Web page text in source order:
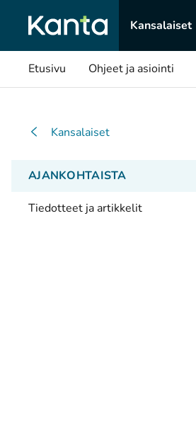
Kansalaiset
Etusivu Ohjeet ja asiointi
Kansalaiset
AJANKOHTAISTA
Tiedotteet ja artikkelit